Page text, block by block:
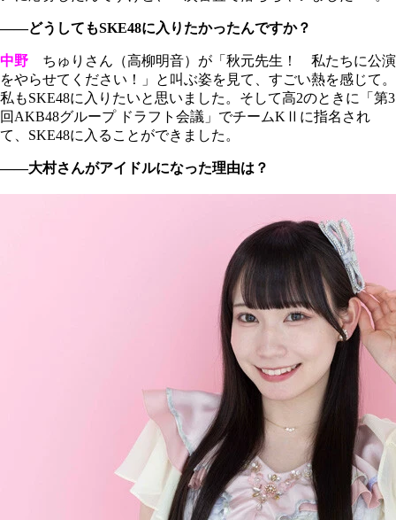
――どうしてもSKE48に入りたかったんですか？
中野 ちゅりさん（高柳明音）が「秋元先生！ 私たちに公演
をやらせてください！」と叫ぶ姿を見て、すごい熱を感じて。
私もSKE48に入りたいと思いました。そして高2のときに「第3
回AKB48グループ ドラフト会議」でチームKⅡに指名され
て、SKE48に入ることができました。
――大村さんがアイドルになった理由は？